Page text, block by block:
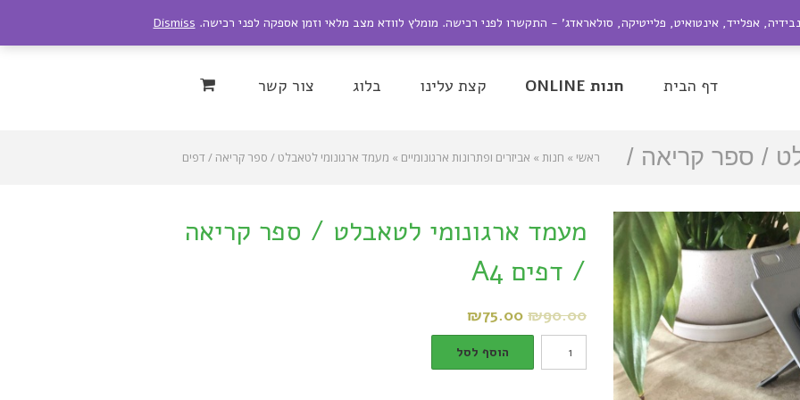
nir@dagesh.co.il
Facebook
Twitter
Google+
YouTube
Instagram
דף הבית חנות ONLINE קצת עלינו בלוג צור קשר
/ ספר קריאה / ראשי » חנות » אביזרים ופתרונות ארגונומיים » מעמד ארגונומי לטאבלט / ספר קריאה / דפים
מעמד ארגונומי לטאבלט / ספר קריאה
/ דפים A4
₪90.00
₪75.00
ארגונומי
הוסף לסל
אפלייד, אינטואיט, פלייטיקה, סולאראדג' - התקשרו לפני רכישה. מומלץ לוודא מצב מלאי וזמן אספקה לפני רכישה. Dismiss